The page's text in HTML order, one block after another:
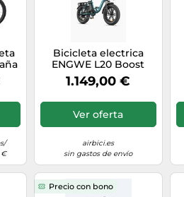
€
Bicicleta electrica
ENGWE L20 Boost
Verde Mar
1.149,00 €
Ver oferta
airbici.es
sin gastos de envío
Precio con bono